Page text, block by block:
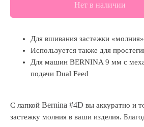
Нет в наличии
Для вшивания застежки «молния»
Используется также для
Для машин BERNINA 9 мм с
подачи Dual Feed
С лапкой Bernina #4D вы аккуратно и
застежку молния в ваши изделия.